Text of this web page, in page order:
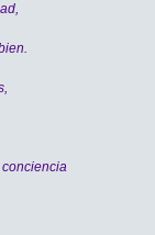
conciencia